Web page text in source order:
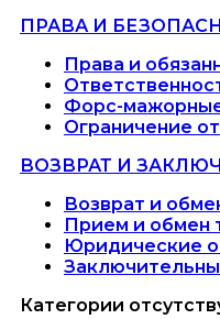
ПРАВА И
Права и
Форс-
Ограничение
ВОЗВРАТ И
Возврат и
Прием и обмен
Юридические
Категории